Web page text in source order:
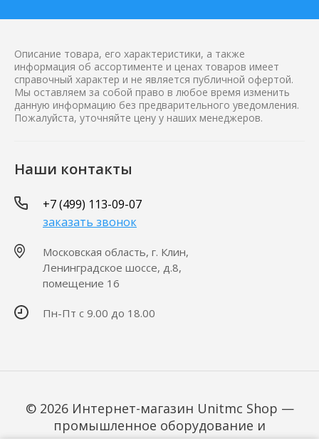
Описание товара, его характеристики, а также
информация об ассортименте и ценах товаров имеет
справочный характер и не является публичной офертой.
Мы оставляем за собой право в любое время изменить
данную информацию без предварительного уведомления.
Пожалуйста, уточняйте цену у наших менеджеров.
Наши контакты
+7 (499) 113-09-07
заказать звонок
Московская область, г. Клин,
Ленинградское шоссе, д.8,
помещение 16
Пн-Пт с 9.00 до 18.00
© 2026 Интернет-магазин Unitmc Shop —
промышленное оборудование и